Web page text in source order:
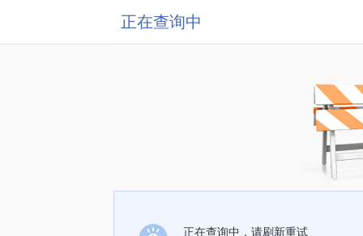
正在查询中
正在查询中，请刷新重试